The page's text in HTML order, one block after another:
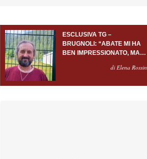
ESCLUSIVA TG –
BRUGNOLI: “ABATE MI HA
BEN IMPRESSIONATO, MA
PORTIERE SERVONOdi Elena Rossin